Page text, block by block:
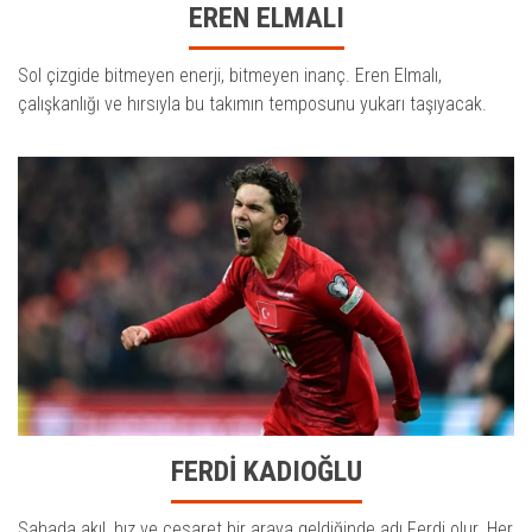
EREN ELMALI
Sol çizgide bitmeyen enerji, bitmeyen inanç. Eren Elmalı,
çalışkanlığı ve hırsıyla bu takımın temposunu yukarı taşıyacak.
FERDİ KADIOĞLU